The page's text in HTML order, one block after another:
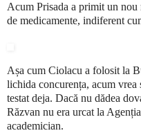
Acum Prisada a primit un
de medicamente, indiferent
Așa cum Ciolacu a folosit la
lichida concurența, acum vrea
testat deja. Dacă nu dădea
Răzvan nu era urcat la
academician.